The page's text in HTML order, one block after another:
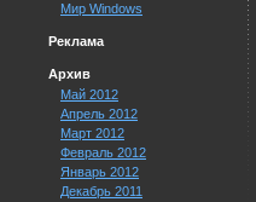
Мир Windows
Реклама
Архив
Май 2012
Апрель 2012
Март 2012
Февраль 2012
Январь 2012
Декабрь 2011